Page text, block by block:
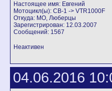
Настоящее имя: Евгений
Мотоцикл(ы): CB-1 -> VTR1000F
Откуда: МО, Люберцы
Зарегистрирован: 12.03.2007
Сообщений: 1567
Неактивен
04.06.2016